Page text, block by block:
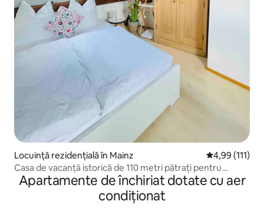
Locuință rezidențială în Mainz Scor mediu
4,99 (111)
Casa de vacanță istorică de 110 metri pătrați pentru
plimbarea cu ferma
Apartamente de închiriat dotate cu aer
condiționat